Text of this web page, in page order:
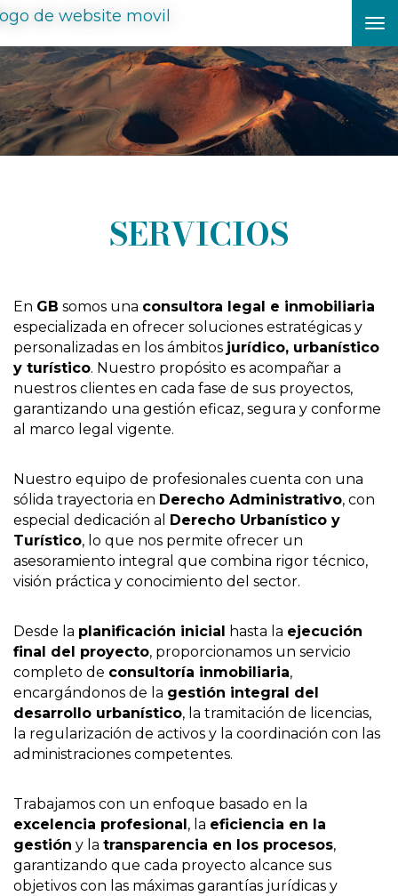
SERVICIOS
En GB somos una consultora legal e inmobiliaria
especializada en ofrecer soluciones estratégicas y
personalizadas en los ámbitos jurídico, urbanístico
y turístico. Nuestro propósito es acompañar a
nuestros clientes en cada fase de sus proyectos,
garantizando una gestión eficaz, segura y conforme
al marco legal vigente.
Nuestro equipo de profesionales cuenta con una
sólida trayectoria en Derecho Administrativo, con
especial dedicación al
Derecho Urbanístico y
Turístico, lo que nos permite ofrecer un
asesoramiento integral que combina rigor técnico,
visión práctica y conocimiento del sector.
Desde la planificación inicial hasta la ejecución
final del proyecto, proporcionamos un servicio
completo de consultoría inmobiliaria,
encargándonos de la gestión integral del
desarrollo urbanístico, la tramitación de licencias,
la regularización de activos y la coordinación con las
administraciones competentes.
Trabajamos con un enfoque basado en la
excelencia profesional , la eficiencia en la
gestión y la transparencia en los procesos,
garantizando que cada proyecto alcance sus
objetivos con las máximas garantías jurídicas y